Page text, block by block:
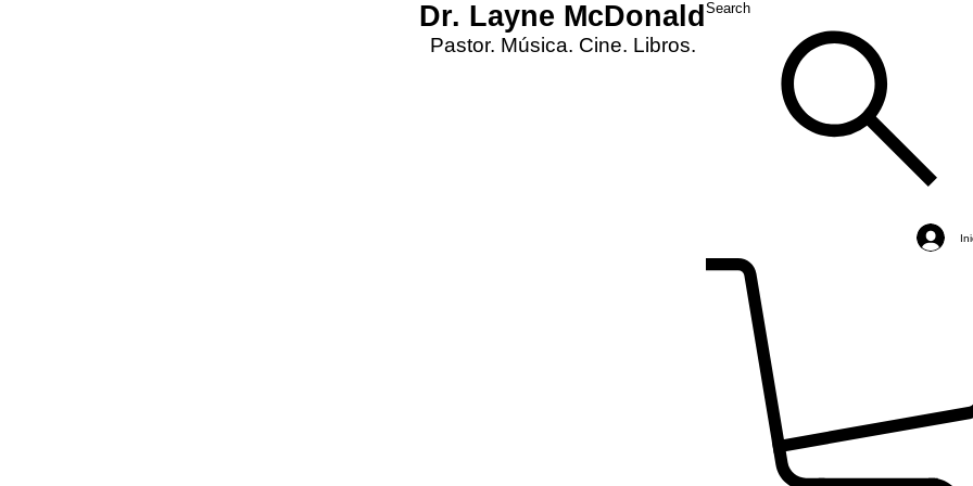
Dr. Layne McDonald
Pastor. Música. Cine. Libros.
Search